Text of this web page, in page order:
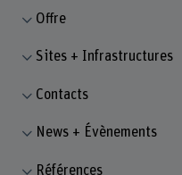
Offre
Sites + Infrastructures
Contacts
News + Évènements
Références